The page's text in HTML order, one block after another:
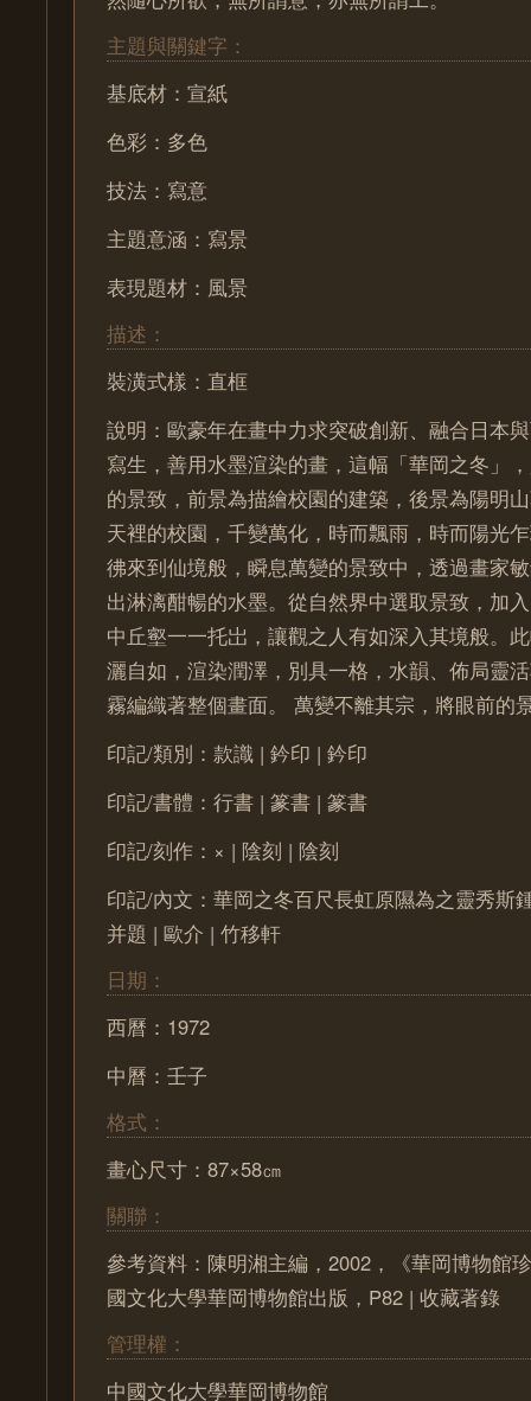
主題與關鍵字：
基底材：宣紙
色彩：多色
技法：寫意
主題意涵：寫景
表現題材：風景
描述：
裝潢式樣：直框
說明：歐豪年在畫中力求突破創新、融合日本
寫生，善用水墨渲染的畫，這幅「華岡之冬」
的景致，前景為描繪校園的建築，後景為陽明
天裡的校園，千變萬化，時而飄雨，時而陽光
彿來到仙境般，瞬息萬變的景致中，透過畫家
出淋漓酣暢的水墨。從自然界中選取景致，加
中丘壑一一托岀，讓觀之人有如深入其境般。
灑自如，渲染潤澤，別具一格，水韻、佈局靈
霧編織著整個畫面。 萬變不離其宗，將眼前的
印記/類別：款識 | 鈐印 | 鈐印
印記/書體：行書 | 篆書 | 篆書
印記/刻作：× | 陰刻 | 陰刻
印記/內文：華岡之冬百尺長虹原隰為之靈秀斯
并題 | 歐介 | 竹移軒
日期：
西曆：1972
中曆：壬子
格式：
畫心尺寸：87×58㎝
關聯：
參考資料：陳明湘主編，2002，《華岡博物館
國文化大學華岡博物館出版，P82 | 收藏著錄
管理權：
中國文化大學華岡博物館